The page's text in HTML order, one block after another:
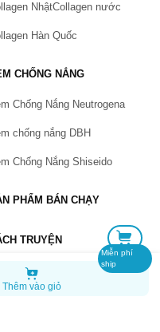
Thêm vào giỏ
Miễn phí
ship
NhậtCollagen nước
Hàn Quốc
CHỐNG NẮNG
Chống Nắng Neutrogena
chống nắng DBH
Chống Nắng Shiseido
PHẨM BÁN CHẠY
TRUYỆN